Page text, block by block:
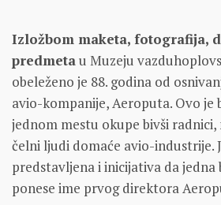
Izložbom maketa, fotografija,
predmetau Muzeju
obeleženo je 88. godina od
avio-kompanije, Aeroputa. Ovo je
jednom mestu okupe bivši
čelni ljudi domaće avio-industrije.
predstavljena i inicijativa da jedna
ponese ime prvog direktora